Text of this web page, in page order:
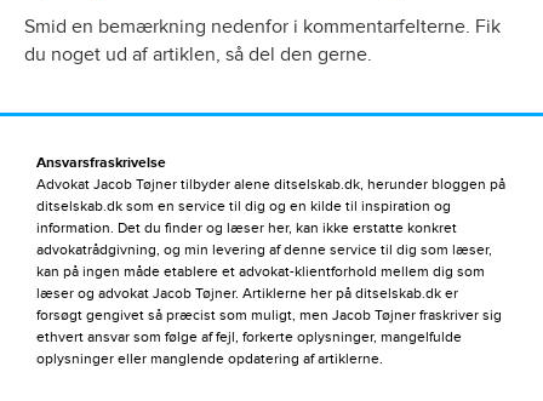
Smid en bemærkning nedenfor i kommentarfelterne. Fik
du noget ud af artiklen, så del den gerne.
Ansvarsfraskrivelse
Advokat Jacob Tøjner tilbyder alene ditselskab.dk, herunder bloggen på
ditselskab.dk som en service til dig og en kilde til inspiration og
information. Det du finder og læser her, kan ikke erstatte konkret
advokatrådgivning, og min levering af denne service til dig som læser,
kan på ingen måde etablere et advokat-klientforhold mellem dig som
læser og advokat Jacob Tøjner. Artiklerne her på ditselskab.dk er
forsøgt gengivet så præcist som muligt, men Jacob Tøjner fraskriver sig
ethvert ansvar som følge af fejl, forkerte oplysninger, mangelfulde
oplysninger eller manglende opdatering af artiklerne.